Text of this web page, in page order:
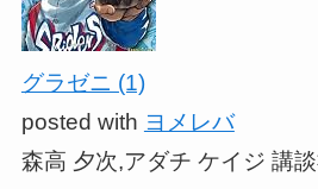
グラゼニ (1)
posted with ヨメレバ
森高 夕次,アダチ ケイジ 講